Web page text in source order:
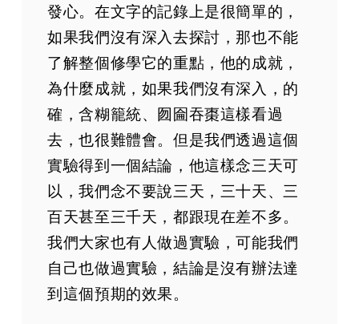
發心。在文字的記錄上是很簡單的，
如果我們沒有深入去探討，那也不能
了解整個修學它的重點，他的成就，
為什麼成就，如果我們沒有深入，的
確，含糊籠統、囫圇吞棗這樣看過
去，也很難體會。但是我們透過這個
實驗得到一個結論，他這樣念三天可
以，我們念不要說三天，三十天、三
百天甚至三千天，都跟現在差不多。
我們大家也有人做過實驗，可能我們
自己也做過實驗，結論是沒有辦法達
到這個預期的效果。